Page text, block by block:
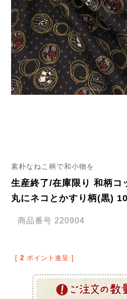
素朴なねこ柄で和小物を
生産終了/在庫限り 和柄コ
丸にネコとかすり柄(黒)
商品番号 220904
[ 2 ポイント進呈 ]